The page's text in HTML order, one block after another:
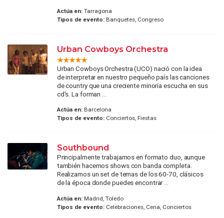
Actúa en:Tarragona
Tipos de evento:Banquetes, Congreso
Urban Cowboys Orchestra
Urban Cowboys Orchestra (UCO) nació con la idea
de interpretar en nuestro pequeño país las canciones
de country que una creciente minoría escucha en sus
cd's. La forman ...
Actúa en:Barcelona
Tipos de evento:Conciertos, Fiestas
Southbound
Principalmente trabajamos en formato duo, aunque
también hacemos shows con banda completa.
Realizamos un set de temas de los 60-70, clásicos
de la época donde puedes encontrar ...
Actúa en:Madrid, Toledo
Tipos de evento:Celebraciones, Cena, Conciertos